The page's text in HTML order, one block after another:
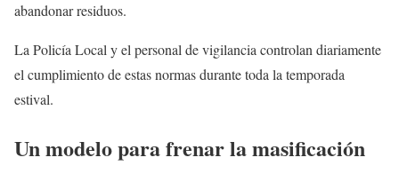
abandonar residuos.
La Policía Local y el personal de vigilancia controlan diariamente
el cumplimiento de estas normas durante toda la temporada
estival.
Un modelo para frenar la masificación